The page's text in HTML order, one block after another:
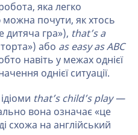
яка легко
можна почути, як хтось
дитяча гра»), that’s a
або as easy as ABC
навіть у межах однієї
однієї ситуації.
that’s child’s play —
вона означає «це
схожа на англійський